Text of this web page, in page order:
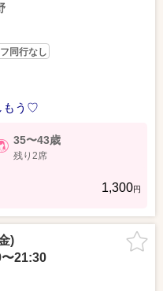
同行なし
もう♡
35〜43歳
残り2席
1,300円
)
21:30